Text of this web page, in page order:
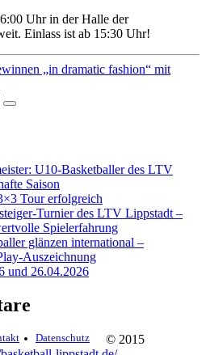
Uhr in der Halle der
Einlass ist ab 15:30 Uhr!
„in dramatic fashion“ mit
U10-Basketballer des LTV
Saison
Tour erfolgreich
Turnier des LTV Lippstadt –
Spielerfahrung
glänzen international –
Auszeichnung
und 26.04.2026
Datenschutz
© 2015